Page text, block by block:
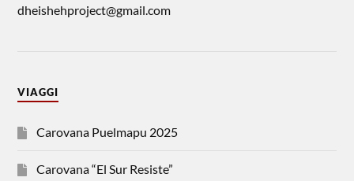
dheishehproject@gmail.com
VIAGGI
Carovana Puelmapu 2025
Carovana “El Sur Resiste”